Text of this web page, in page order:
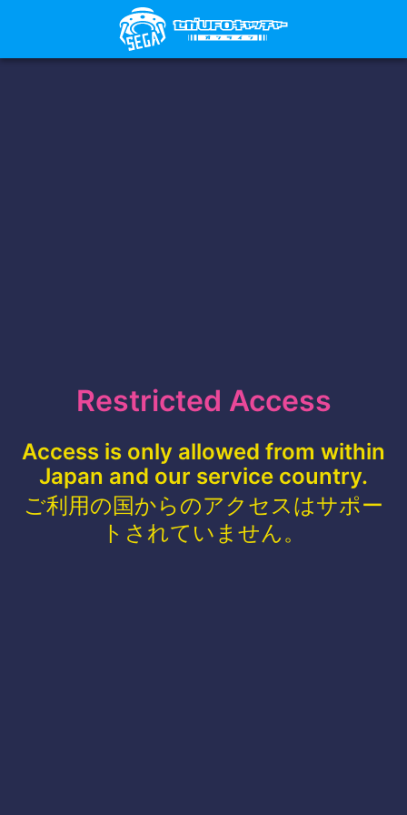
Restricted Access
Access is only allowed from within
Japan and our service country.
ご利用の国からのアクセスはサポー
トされていません。